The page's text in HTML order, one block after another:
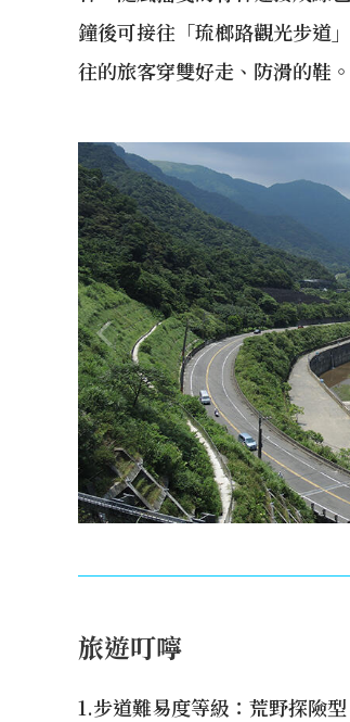
鐘後可接往「琉榔路觀光步道
往的旅客穿雙好走、防滑的鞋。
旅遊叮嚀
1.步道難易度等級：荒野探險